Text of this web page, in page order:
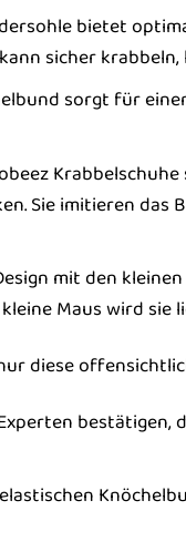
bietet
sicher
sorgt für
Sie imitieren
mit den
Maus wird sie
diese
bestätigen,